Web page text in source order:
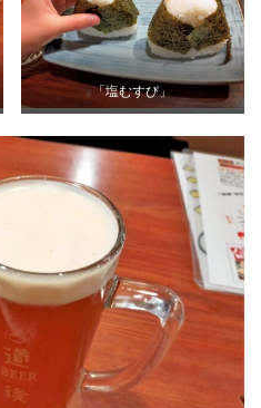
「塩むすび」